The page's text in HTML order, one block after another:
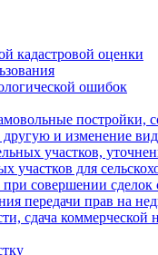
кадастровой оценки
ошибок
и изменение
участков,
участков для
совершении
передачи прав на
сдача коммерческой